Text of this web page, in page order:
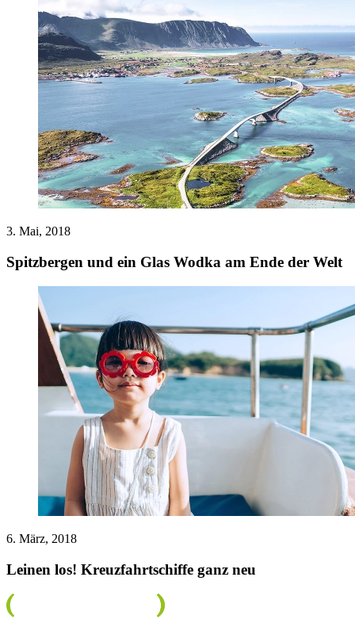
3. Mai, 2018
Spitzbergen und ein Glas Wodka am Ende der Welt
6. März, 2018
Leinen los! Kreuzfahrtschiffe ganz neu